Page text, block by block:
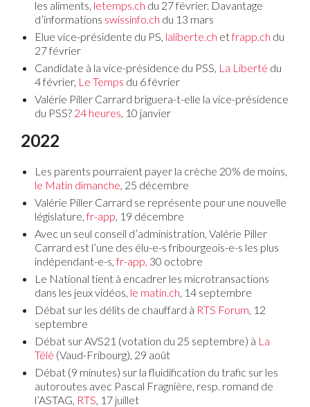
les aliments, letemps.ch du 27 février. Davantage
d’informations swissinfo.ch du 13 mars
Elue vice-présidente du PS, laliberte.ch etfrapp.ch du
27 février
Candidate à la vice-présidence du PSS, La Liberté du
4 février, Le Temps du 6 février
Valérie Piller Carrard briguera-t-elle la vice-présidence
du PSS? 24 heures , 10 janvier
2022
Les parents pourraient payer la crèche 20% de moins,
le Matin dimanche , 25 décembre
Valérie Piller Carrard se représente pour une nouvelle
législature,fr-app , 19 décembre
Avec un seul conseil d’administration, Valérie Piller
Carrard est l’une des élu-e-s fribourgeois-e-s les plus
indépendant-e-s,fr-app, 30 octobre
Le National tient à encadrer les microtransactions
dans les jeux vidéos, le matin.ch , 14 septembre
Débat sur les délits de chauffard à RTS Forum , 12
septembre
Débat sur AVS21 (votation du 25 septembre) à La
Télé (Vaud-Fribourg), 29 août
Débat (9 minutes) sur la fluidification du trafic sur les
autoroutes avec Pascal Fragnière, resp. romand de
l’ASTAG, RTS , 17 juillet